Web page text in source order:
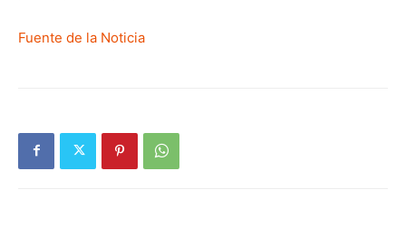
Fuente de la Noticia